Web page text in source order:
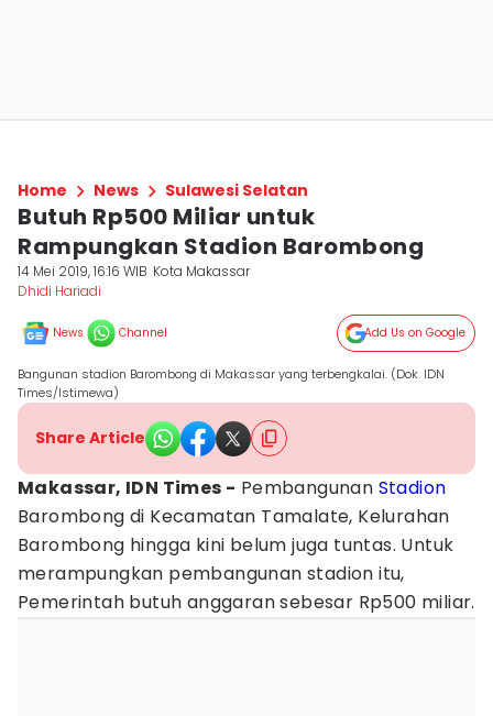
Home News Sulawesi Selatan
Butuh Rp500 Miliar untuk
Rampungkan Stadion Barombong
14 Mei 2019, 16:16 WIB Kota Makassar
Dhidi Hariadi
News Channel Add Us on Google
Bangunan stadion Barombong di Makassar yang terbengkalai. (Dok. IDN
Times/Istimewa)
Share Article
Makassar, IDN Times - Pembangunan Stadion
Barombong di Kecamatan Tamalate, Kelurahan
Barombong hingga kini belum juga tuntas. Untuk
merampungkan pembangunan stadion itu,
Pemerintah butuh anggaran sebesar Rp500 miliar.